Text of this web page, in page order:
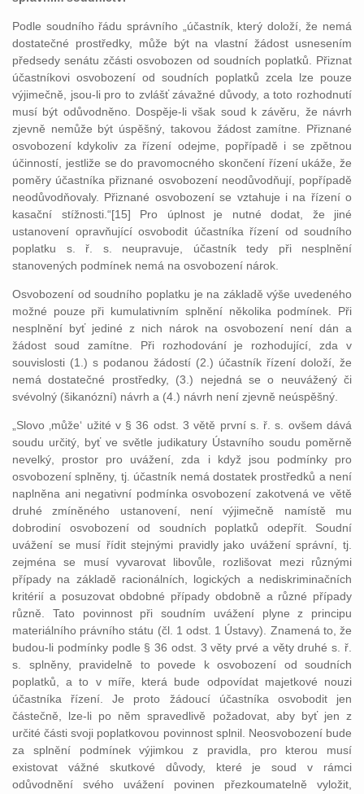
Podle soudního řádu správního „účastník, který doloží, že nemá
dostatečné prostředky, může být na vlastní žádost usnesením
předsedy senátu zčásti osvobozen od soudních poplatků. Přiznat
účastníkovi osvobození od soudních poplatků zcela lze pouze
výjimečně, jsou-li pro to zvlášť závažné důvody, a toto rozhodnutí
musí být odůvodněno. Dospěje-li však soud k závěru, že návrh
zjevně nemůže být úspěšný, takovou žádost zamítne. Přiznané
osvobození kdykoliv za řízení odejme, popřípadě i se zpětnou
účinností, jestliže se do pravomocného skončení řízení ukáže, že
poměry účastníka přiznané osvobození neodůvodňují, popřípadě
neodůvodňovaly. Přiznané osvobození se vztahuje i na řízení o
kasační stížnosti.“[15] Pro úplnost je nutné dodat, že jiné
ustanovení opravňující osvobodit účastníka řízení od soudního
poplatku s. ř. s. neupravuje, účastník tedy při nesplnění
stanovených podmínek nemá na osvobození nárok.
Osvobození od soudního poplatku je na základě výše uvedeného
možné pouze při kumulativním splnění několika podmínek. Při
nesplnění byť jediné z nich nárok na osvobození není dán a
žádost soud zamítne. Při rozhodování je rozhodující, zda v
souvislosti (1.) s podanou žádostí (2.) účastník řízení doloží, že
nemá dostatečné prostředky, (3.) nejedná se o neuvážený či
svévolný (šikanózní) návrh a (4.) návrh není zjevně neúspěšný.
„Slovo ‚může‘ užité v § 36 odst. 3 větě první s. ř. s. ovšem dává
soudu určitý, byť ve světle judikatury Ústavního soudu poměrně
nevelký, prostor pro uvážení, zda i když jsou podmínky pro
osvobození splněny, tj. účastník nemá dostatek prostředků a není
naplněna ani negativní podmínka osvobození zakotvená ve větě
druhé zmíněného ustanovení, není výjimečně namístě mu
dobrodiní osvobození od soudních poplatků odepřít. Soudní
uvážení se musí řídit stejnými pravidly jako uvážení správní, tj.
zejména se musí vyvarovat libovůle, rozlišovat mezi různými
případy na základě racionálních, logických a nediskriminačních
kritérií a posuzovat obdobné případy obdobně a různé případy
různě. Tato povinnost při soudním uvážení plyne z principu
materiálního právního státu (čl. 1 odst. 1 Ústavy). Znamená to, že
budou-li podmínky podle § 36 odst. 3 věty prvé a věty druhé s. ř.
s. splněny, pravidelně to povede k osvobození od soudních
poplatků, a to v míře, která bude odpovídat majetkové nouzi
účastníka řízení. Je proto žádoucí účastníka osvobodit jen
částečně, lze-li po něm spravedlivě požadovat, aby byť jen z
určité části svoji poplatkovou povinnost splnil. Neosvobození bude
za splnění podmínek výjimkou z pravidla, pro kterou musí
existovat vážné skutkové důvody, které je soud v rámci
odůvodnění svého uvážení povinen přezkoumatelně vyložit,